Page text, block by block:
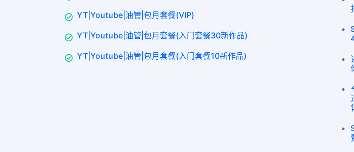
YT|Youtube|油管|包月套餐(VIP)
YT|Youtube|油管|包月套餐(入门套餐30新作品)
YT|Youtube|油管|包月套餐(入门套餐10新作品)